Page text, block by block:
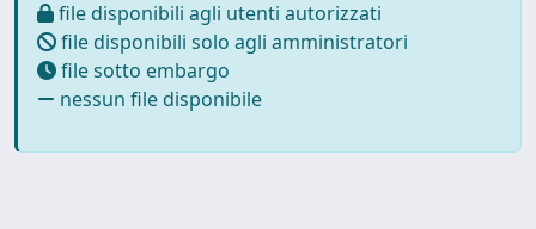
file disponibili agli utenti autorizzati
file disponibili solo agli amministratori
file sotto embargo
nessun file disponibile